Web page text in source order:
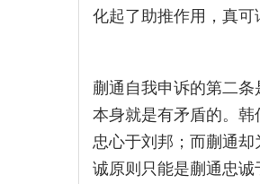
化起了助推作用，真可
蒯通自我申诉的第二
本身就是有矛盾的。韩
忠心于刘邦；而蒯通
诚原则只能是蒯通忠